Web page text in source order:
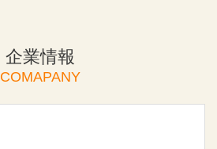
企業情報
COMAPANY